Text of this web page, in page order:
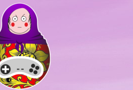
to navigation